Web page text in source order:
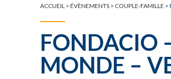
ACCUEIL > ÉVÈNEMENTS > COUPLE-FAMILLE >
FONDACIO
MONDE –